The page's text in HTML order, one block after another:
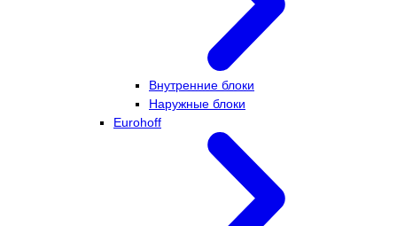
Внутренние блоки
Наружные блоки
Eurohoff